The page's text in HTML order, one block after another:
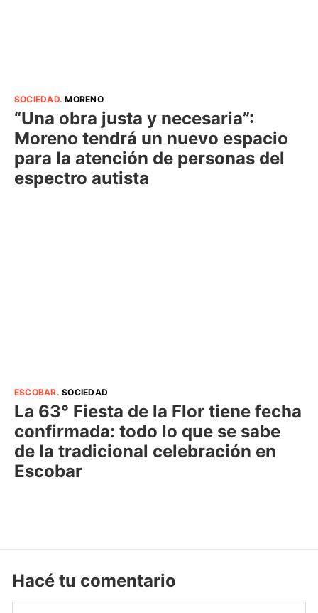
SOCIEDAD.MORENO
“Una obra justa y necesaria”:
Moreno tendrá un nuevo espacio
para la atención de personas del
espectro autista
ESCOBAR.SOCIEDAD
La 63° Fiesta de la Flor tiene fecha
confirmada: todo lo que se sabe
de la tradicional celebración en
Escobar
Hacé tu comentario